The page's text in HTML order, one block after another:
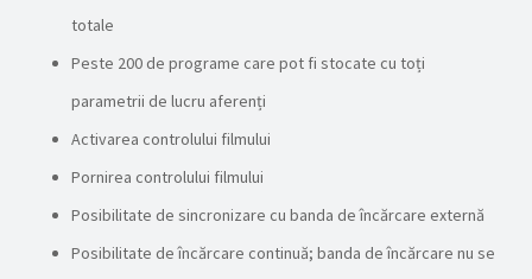
totale
Peste 200 de programe care pot fi stocate cu toți
parametrii de lucru aferenți
Activarea controlului filmului
Pornirea controlului filmului
Posibilitate de sincronizare cu banda de încărcare externă
Posibilitate de încărcare continuă; banda de încărcare nu se